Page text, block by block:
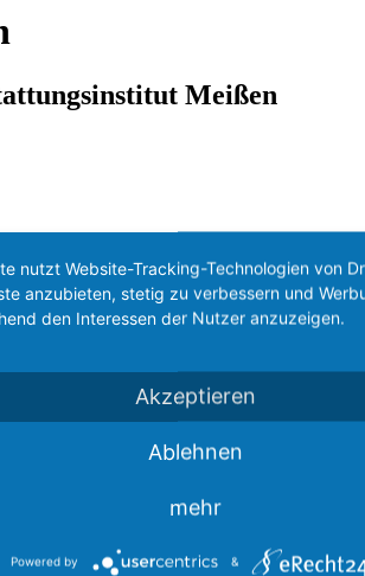
Meißen
ihre Netzauftritte (engl. websites) barrierefrei
Inklusionsgesetz (SächsInklusG), das
mobilen Anwendungen öffentlicher Stellen
nutzt Website-Tracking-Technologien von
anzubieten, stetig zu verbessern und
den Interessen der Nutzer anzuzeigen.
Akzeptieren
Ablehnen
mehr
Powered by &